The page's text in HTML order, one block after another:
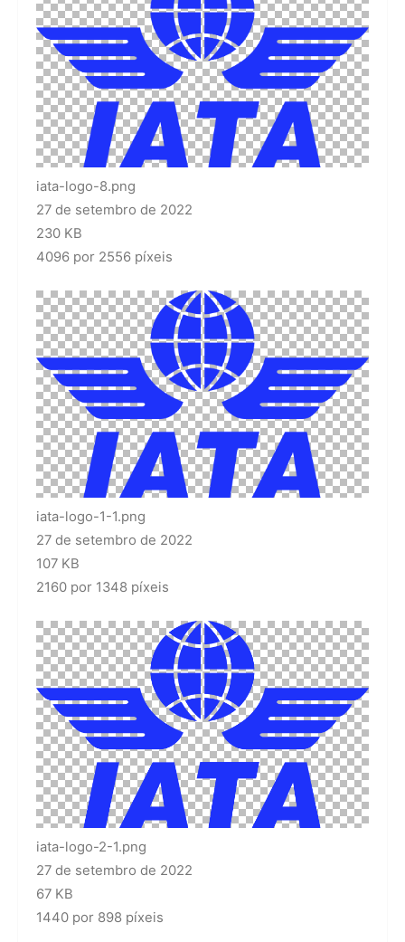
iata-logo-8.png
27 de setembro de 2022
230 KB
4096 por 2556 píxeis
iata-logo-1-1.png
27 de setembro de 2022
107 KB
2160 por 1348 píxeis
iata-logo-2-1.png
27 de setembro de 2022
67 KB
1440 por 898 píxeis